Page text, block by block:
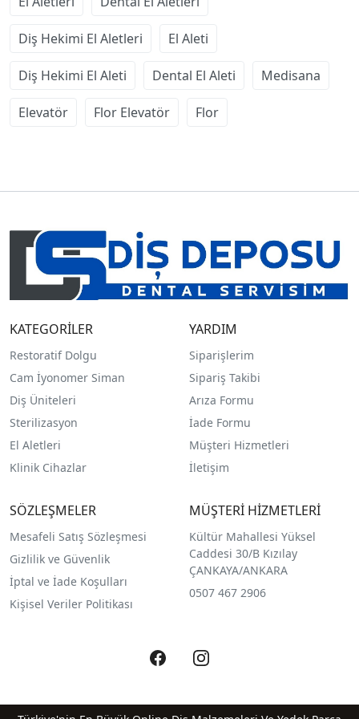
Diş Hekimi El Aletleri El Aleti
Diş Hekimi El Aleti Dental El Aleti Medisana
Elevatör Flor Elevatör Flor
KATEGORİLER
Restoratif Dolgu
Cam İyonomer Siman
Diş Üniteleri
Sterilizasyon
El Aletleri
Klinik Cihazlar
YARDIM
Siparişlerim
Sipariş Takibi
Arıza Formu
İade Formu
Müşteri Hizmetleri
İletişim
SÖZLEŞMELER
Mesafeli Satış Sözleşmesi
Gizlilik ve Güvenlik
İptal ve İade Koşulları
Kişisel Veriler Politikası
MÜŞTERİ HİZMETLERİ
Kültür Mahallesi Yüksel
Caddesi 30/B Kızılay
ÇANKAYA/ANKARA
0507 467 2906